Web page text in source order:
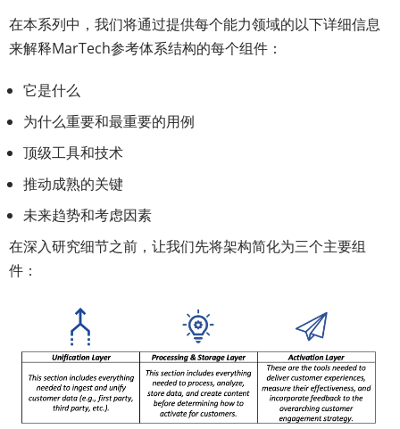
在本系列中，我们将通过提供每个能力领域的以下详细信息
来解释MarTech参考体系结构的每个组件：
它是什么
为什么重要和最重要的用例
顶级工具和技术
推动成熟的关键
未来趋势和考虑因素
在深入研究细节之前，让我们先将架构简化为三个主要组
件：